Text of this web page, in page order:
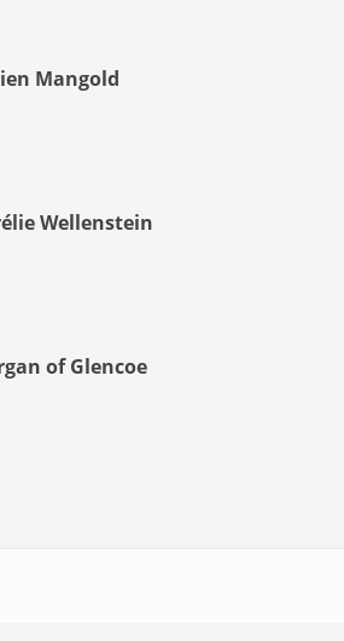
Mangold
Wellenstein
of Glencoe